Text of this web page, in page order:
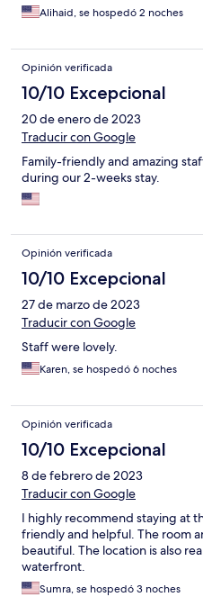
Alihaid, se hospedó 2 noches
Opinión verificada
10/10 Excepcional
20 de enero de 2023
Traducir con Google
Family-friendly and amazing
during our 2-weeks stay.
Opinión verificada
10/10 Excepcional
27 de marzo de 2023
Traducir con Google
Staff were lovely.
Karen, se hospedó 6 noches
Opinión verificada
10/10 Excepcional
8 de febrero de 2023
Traducir con Google
I highly recommend staying at
friendly and helpful. The room
beautiful. The location is also
waterfront.
Sumra, se hospedó 3 noches